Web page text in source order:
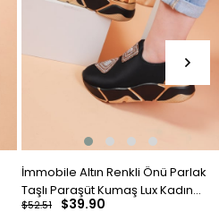
İmmobile Altın Renkli Önü Parlak
Taşlı Paraşüt Kumaş Lux Kadın
Spor Ayakkabı
$39.90
$52.51